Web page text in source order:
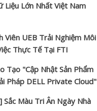
Liệu Lớn Nhất Việt Nam
Viên UEB Trải Nghiệm Môi
Thực Tế Tại FTI
Tạo "Cập Nhật Sản Phẩm
Pháp DELL Private Cloud"
Màu Tri Ân Ngày Nhà